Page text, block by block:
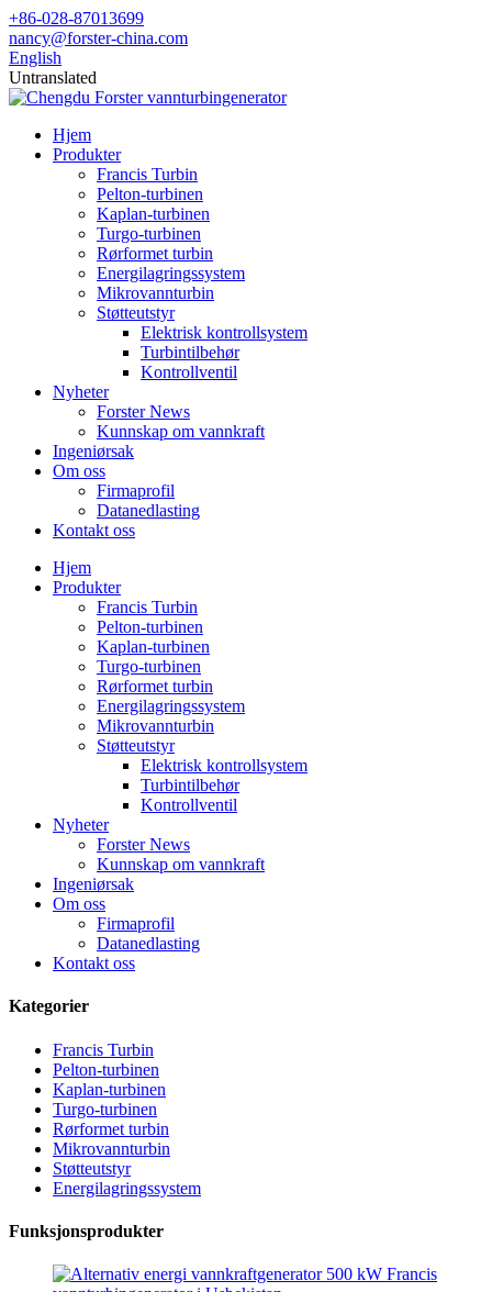
+86-028-87013699
nancy@forster-china.com
English
Untranslated
Hjem
Produkter
Francis Turbin
Pelton-turbinen
Kaplan-turbinen
Turgo-turbinen
Rørformet turbin
Energilagringssystem
Mikrovannturbin
Støtteutstyr
Elektrisk kontrollsystem
Turbintilbehør
Kontrollventil
Nyheter
Forster News
Kunnskap om vannkraft
Ingeniørsak
Om oss
Firmaprofil
Datanedlasting
Kontakt oss
Hjem
Produkter
Francis Turbin
Pelton-turbinen
Kaplan-turbinen
Turgo-turbinen
Rørformet turbin
Energilagringssystem
Mikrovannturbin
Støtteutstyr
Elektrisk kontrollsystem
Turbintilbehør
Kontrollventil
Nyheter
Forster News
Kunnskap om vannkraft
Ingeniørsak
Om oss
Firmaprofil
Datanedlasting
Kontakt oss
Kategorier
Francis Turbin
Pelton-turbinen
Kaplan-turbinen
Turgo-turbinen
Rørformet turbin
Mikrovannturbin
Støtteutstyr
Energilagringssystem
Funksjonsprodukter